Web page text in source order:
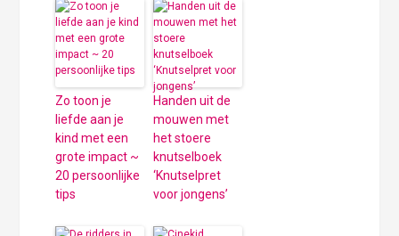
Zo toon je
liefde aan je
kind met een
grote impact ~
20 persoonlijke
tips
Handen uit de
mouwen met
het stoere
knutselboek
‘Knutselpret
voor jongens’